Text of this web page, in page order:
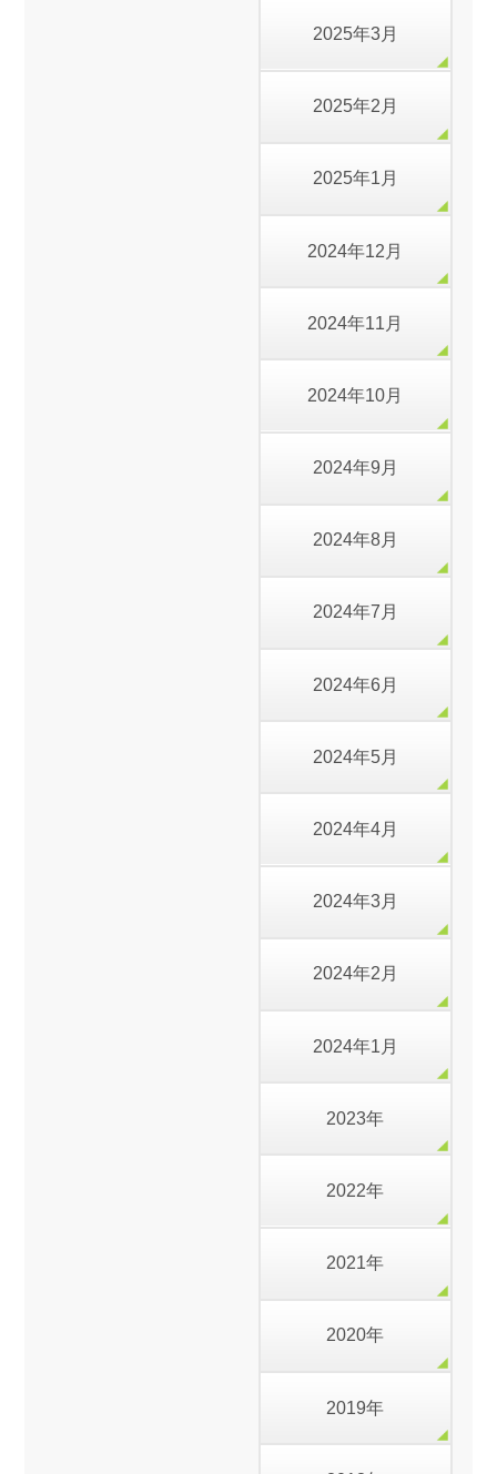
2025年3月
2025年2月
2025年1月
2024年12月
2024年11月
2024年10月
2024年9月
2024年8月
2024年7月
2024年6月
2024年5月
2024年4月
2024年3月
2024年2月
2024年1月
2023年
2022年
2021年
2020年
2019年